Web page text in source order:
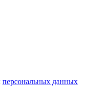
персональных данных